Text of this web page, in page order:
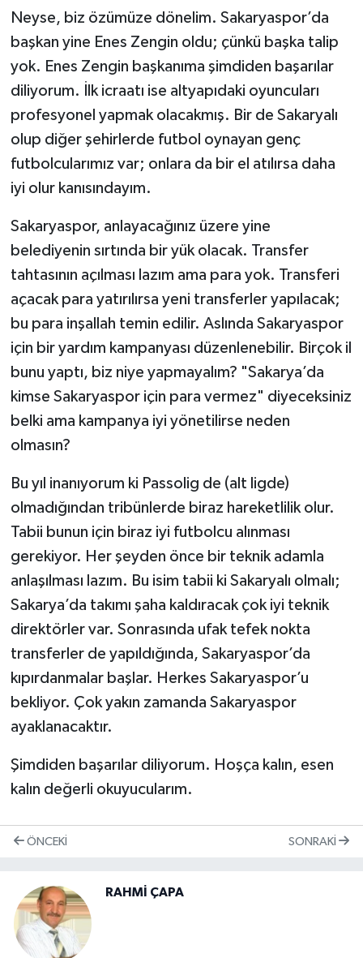
Neyse, biz özümüze dönelim. Sakaryaspor’da
başkan yine Enes Zengin oldu; çünkü başka talip
yok. Enes Zengin başkanıma şimdiden başarılar
diliyorum. İlk icraatı ise altyapıdaki oyuncuları
profesyonel yapmak olacakmış. Bir de Sakaryalı
olup diğer şehirlerde futbol oynayan genç
futbolcularımız var; onlara da bir el atılırsa daha
iyi olur kanısındayım.
Sakaryaspor, anlayacağınız üzere yine
belediyenin sırtında bir yük olacak. Transfer
tahtasının açılması lazım ama para yok. Transferi
açacak para yatırılırsa yeni transferler yapılacak;
bu para inşallah temin edilir. Aslında Sakaryaspor
için bir yardım kampanyası düzenlenebilir. Birçok il
bunu yaptı, biz niye yapmayalım? "Sakarya’da
kimse Sakaryaspor için para vermez" diyeceksiniz
belki ama kampanya iyi yönetilirse neden
olmasın?
Bu yıl inanıyorum ki Passolig de (alt ligde)
olmadığından tribünlerde biraz hareketlilik olur.
Tabii bunun için biraz iyi futbolcu alınması
gerekiyor. Her şeyden önce bir teknik adamla
anlaşılması lazım. Bu isim tabii ki Sakaryalı olmalı;
Sakarya’da takımı şaha kaldıracak çok iyi teknik
direktörler var. Sonrasında ufak tefek nokta
transferler de yapıldığında, Sakaryaspor’da
kıpırdanmalar başlar. Herkes Sakaryaspor’u
bekliyor. Çok yakın zamanda Sakaryaspor
ayaklanacaktır.
Şimdiden başarılar diliyorum. Hoşça kalın, esen
kalın değerli okuyucularım.
ÖNCEKI SONRAKI
RAHMİ ÇAPA